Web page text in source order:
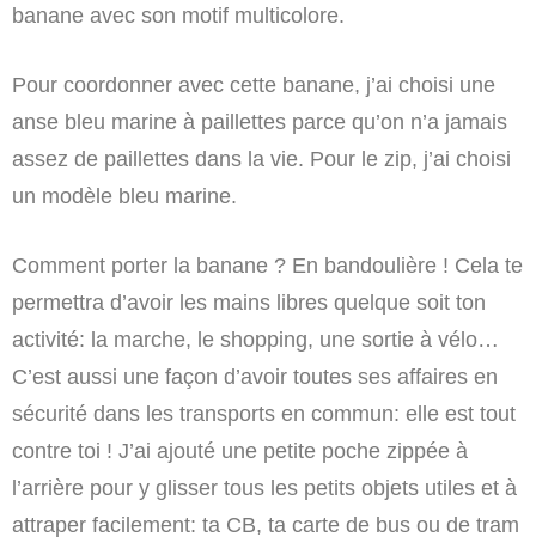
banane avec son motif multicolore.
Pour coordonner avec cette banane, j’ai choisi une
anse bleu marine à paillettes parce qu’on n’a jamais
assez de paillettes dans la vie. Pour le zip, j’ai choisi
un modèle bleu marine.
Comment porter la banane ? En bandoulière ! Cela te
permettra d’avoir les mains libres quelque soit ton
activité: la marche, le shopping, une sortie à vélo…
C’est aussi une façon d’avoir toutes ses affaires en
sécurité dans les transports en commun: elle est tout
contre toi ! J’ai ajouté une petite poche zippée à
l’arrière pour y glisser tous les petits objets utiles et à
attraper facilement: ta CB, ta carte de bus ou de tram